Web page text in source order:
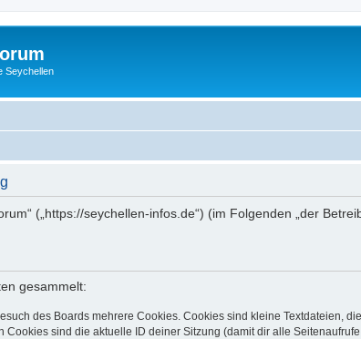
Seychellen
(„https://seychellen-infos.de“) (im Folgenden „der
gesammelt:
des Boards mehrere Cookies. Cookies sind kleine Textdateien,
Cookies sind die aktuelle ID deiner Sitzung (damit dir alle